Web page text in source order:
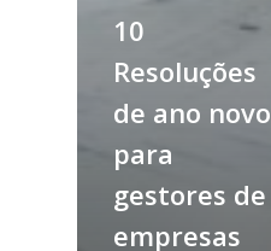
10
Resoluções
de ano novo
para
gestores de
empresas